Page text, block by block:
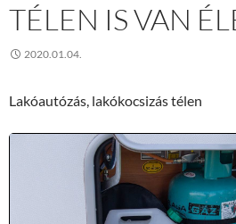
TÉLEN IS VAN
2020.01.04.
Lakóautózás, lakókocsizás télen